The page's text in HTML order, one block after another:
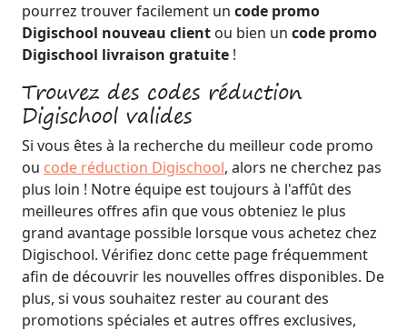
pourrez trouver facilement un code promo
Digischool nouveau client ou bien un code promo
Digischool livraison gratuite !
Trouvez des codes réduction
Digischool valides
Si vous êtes à la recherche du meilleur code promo
ou code réduction Digischool, alors ne cherchez pas
plus loin ! Notre équipe est toujours à l'affût des
meilleures offres afin que vous obteniez le plus
grand avantage possible lorsque vous achetez chez
Digischool. Vérifiez donc cette page fréquemment
afin de découvrir les nouvelles offres disponibles. De
plus, si vous souhaitez rester au courant des
promotions spéciales et autres offres exclusives,